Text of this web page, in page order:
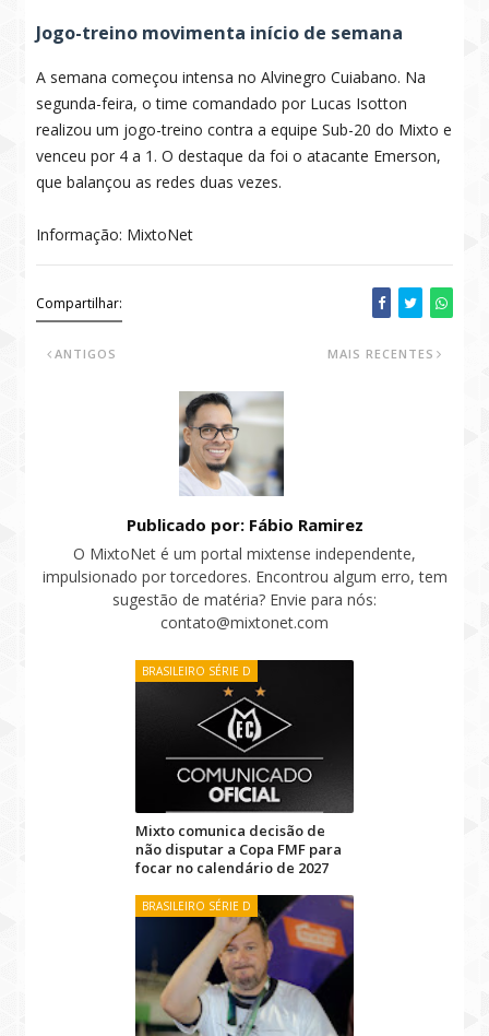
Jogo-treino movimenta início de semana
A semana começou intensa no Alvinegro Cuiabano. Na
segunda-feira, o time comandado por Lucas Isotton
realizou um jogo-treino contra a equipe Sub-20 do Mixto e
venceu por 4 a 1. O destaque da foi o atacante Emerson,
que balançou as redes duas vezes.
Informação: MixtoNet
Compartilhar:
MAIS RECENTES
ANTIGOS
Publicado por: Fábio Ramirez
O MixtoNet é um portal mixtense independente,
impulsionado por torcedores. Encontrou algum erro, tem
sugestão de matéria? Envie para nós:
contato@mixtonet.com
BRASILEIRO SÉRIE D
Mixto comunica decisão de
não disputar a Copa FMF para
focar no calendário de 2027
BRASILEIRO SÉRIE D